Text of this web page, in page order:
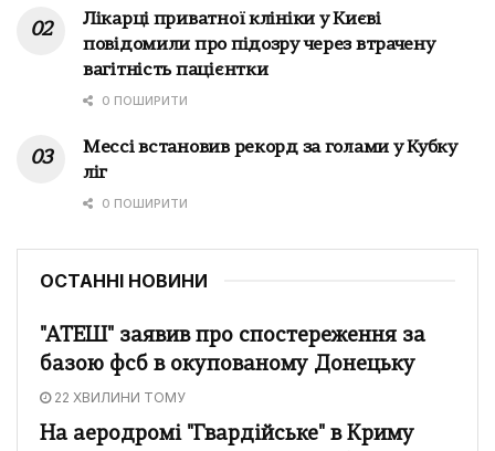
Лікарці приватної клініки у Києві
повідомили про підозру через втрачену
вагітність пацієнтки
0 ПОШИРИТИ
Мессі встановив рекорд за голами у Кубку
ліг
0 ПОШИРИТИ
ОСТАННІ НОВИНИ
"АТЕШ" заявив про спостереження за
базою фсб в окупованому Донецьку
22 ХВИЛИНИ ТОМУ
На аеродромі "Гвардійське" в Криму